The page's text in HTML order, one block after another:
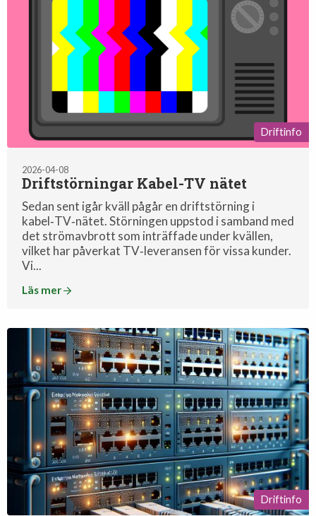
Driftinfo
2026-04-08
Driftstörningar Kabel-TV nätet
Sedan sent igår kväll pågår en driftstörning i
kabel‑TV‑nätet. Störningen uppstod i samband med
det strömavbrott som inträffade under kvällen,
vilket har påverkat TV‑leveransen för vissa kunder.
Vi...
Läs mer
Driftinfo